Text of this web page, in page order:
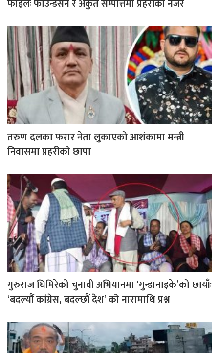
फाइलः फाउन्डेसन र अकुत सम्पत्तिमा प्रहरीको नजर
तरुण दलका फरार नेता लुकाएको आशंकामा मन्त्री
निवासमा प्रहरीको छापा
गुरुराज घिमिरेको चुनावी अभियानमा ‘गुन्डानाइके’को छायाँः
‘बदल्यौं कांग्रेस, बदल्छौं देश’ को नारामाथि प्रश्न